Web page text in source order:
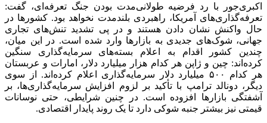
اکبری‌جور با رد فرضیه طولانی‌مدت بودن جنگ تعرفه‌ای، گفت:
تعرفه‌گذاری‌های آمریکا، راهبردی بلندمدت نخواهد بود. کشورها در
حال واکنش نشان دادن هستند و در پی تشدید تنش‌های تجاری
جهانی، شوک‌های جدیدی به بازارها وارد شده است. در این میان،
چندین کشور اقدام به اعلام بسته‌های سرمایه‌گذاری سنگین
کرده‌اند: چین و ژاپن هر کدام هزار میلیارد دلار، امارات و عربستان
هر کدام ۵۰۰ میلیارد دلار سرمایه‌گذاری اعلام کرده‌اند. از سوی
دیگر، دونالد ترامپ با تأکید بر لزوم افزایش سرمایه‌گذاری‌ها، بر
آشفتگی بازارها افزوده است. در چنین شرایطی، حتی نوسانات
قیمتی نیز بیشتر جنبه شوکی دارد تا یک روند پایدار اقتصادی.